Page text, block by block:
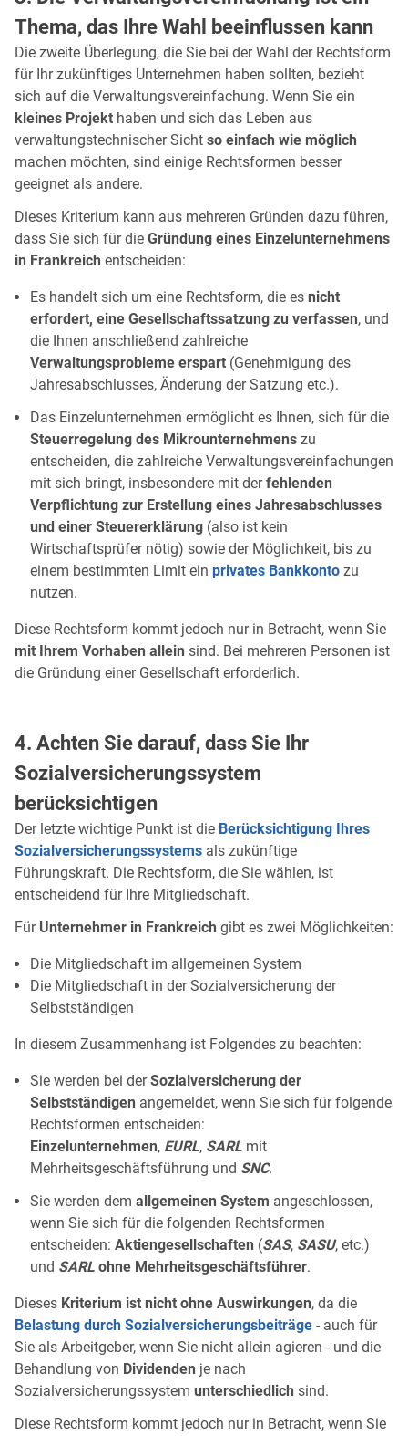
Thema, das Ihre Wahl beeinflussen kann
Die zweite Überlegung, die Sie bei der Wahl der Rechtsform
für Ihr zukünftiges Unternehmen haben sollten, bezieht
sich auf die Verwaltungsvereinfachung. Wenn Sie ein
kleines Projekt haben und sich das Leben aus
verwaltungstechnischer Sicht so einfach wie möglich
machen möchten, sind einige Rechtsformen besser
geeignet als andere.
Dieses Kriterium kann aus mehreren Gründen dazu führen,
dass Sie sich für die Gründung eines Einzelunternehmens
in Frankreich entscheiden:
Es handelt sich um eine Rechtsform, die es nicht
erfordert, eine Gesellschaftssatzung zu verfassen, und
die Ihnen anschließend zahlreiche
Verwaltungsprobleme erspart (Genehmigung des
Jahresabschlusses, Änderung der Satzung etc.).
Das Einzelunternehmen ermöglicht es Ihnen, sich für die
Steuerregelung des Mikrounternehmens zu
entscheiden, die zahlreiche Verwaltungsvereinfachungen
mit sich bringt, insbesondere mit derfehlenden
Verpflichtung zur Erstellung eines Jahresabschlusses
und einer Steuererklärung (also ist kein
Wirtschaftsprüfer nötig) sowie der Möglichkeit, bis zu
einem bestimmten Limit ein privates Bankkonto zu
nutzen.
Diese Rechtsform kommt jedoch nur in Betracht, wenn Sie
mit Ihrem Vorhaben allein sind. Bei mehreren Personen ist
die Gründung einer Gesellschaft erforderlich.
4. Achten Sie darauf, dass Sie Ihr
Sozialversicherungssystem
berücksichtigen
Der letzte wichtige Punkt ist die Berücksichtigung Ihres
Sozialversicherungssystems als zukünftige
Führungskraft. Die Rechtsform, die Sie wählen, ist
entscheidend für Ihre Mitgliedschaft.
Für Unternehmer in Frankreich gibt es zwei Möglichkeiten:
Die Mitgliedschaft im allgemeinen System
Die Mitgliedschaft in der Sozialversicherung der
Selbstständigen
In diesem Zusammenhang ist Folgendes zu beachten:
Sie werden bei derSozialversicherung der
Selbstständigen angemeldet, wenn Sie sich für folgende
Rechtsformen entscheiden:
Einzelunternehmen, EURL, SARL mit
Mehrheitsgeschäftsführung und SNC.
Sie werden dem allgemeinen System angeschlossen,
wenn Sie sich für die folgenden Rechtsformen
entscheiden: Aktiengesellschaften (SAS, SASU, etc.)
und SARL ohne Mehrheitsgeschäftsführer.
Dieses Kriterium ist nicht ohne Auswirkungen, da die
Belastung durch Sozialversicherungsbeiträge - auch für
Sie als Arbeitgeber, wenn Sie nicht allein agieren - und die
Behandlung von Dividenden je nach
Sozialversicherungssystem unterschiedlich sind.
Diese Rechtsform kommt jedoch nur in Betracht, wenn Sie